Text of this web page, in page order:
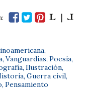
,
, Vanguardias, Poesía,
, Ilustración,
, Guerra civil,
, Pensamiento